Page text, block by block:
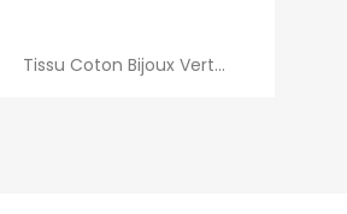
 Aperçu rapide
Tissu Coton Bijoux Vert...